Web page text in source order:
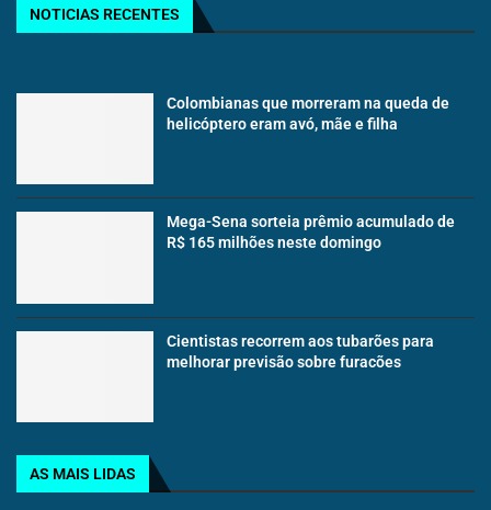
NOTICIAS RECENTES
Colombianas que morreram na queda de
helicóptero eram avó, mãe e filha
Mega-Sena sorteia prêmio acumulado de
R$ 165 milhões neste domingo
Cientistas recorrem aos tubarões para
melhorar previsão sobre furacões
AS MAIS LIDAS